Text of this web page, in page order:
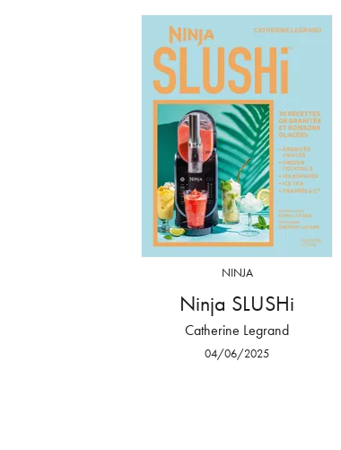
NINJA
Ninja SLUSHi
Catherine Legrand
04/06/2025